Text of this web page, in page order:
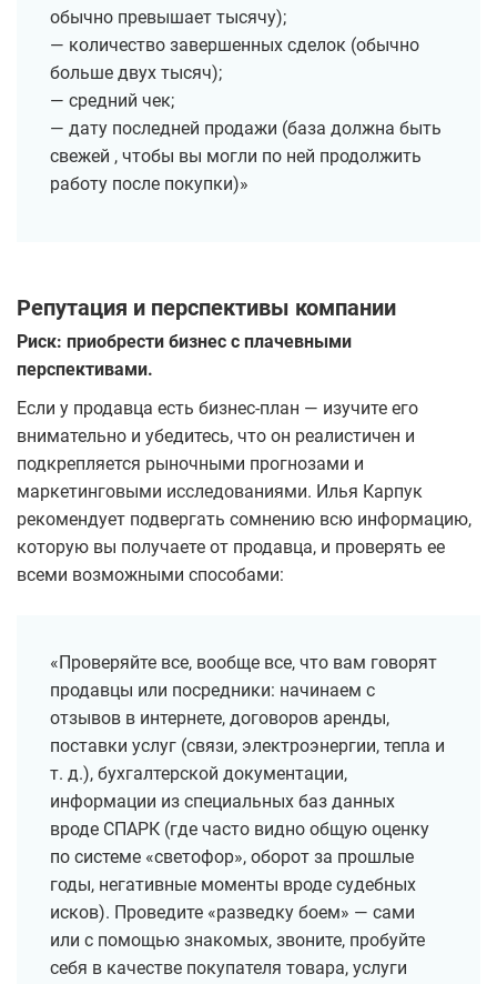
обычно превышает тысячу);
— количество завершенных сделок (обычно
больше двух тысяч);
— средний чек;
— дату последней продажи (база должна быть
свежей , чтобы вы могли по ней продолжить
работу после покупки)»
Репутация и перспективы компании
Риск: приобрести бизнес с плачевными
перспективами.
Если у продавца есть бизнес-план — изучите его
внимательно и убедитесь, что он реалистичен и
подкрепляется рыночными прогнозами и
маркетинговыми исследованиями. Илья Карпук
рекомендует подвергать сомнению всю информацию,
которую вы получаете от продавца, и проверять ее
всеми возможными способами:
«Проверяйте все, вообще все, что вам говорят
продавцы или посредники: начинаем с
отзывов в интернете, договоров аренды,
поставки услуг (связи, электроэнергии, тепла и
т. д.), бухгалтерской документации,
информации из специальных баз данных
вроде СПАРК (где часто видно общую оценку
по системе «светофор», оборот за прошлые
годы, негативные моменты вроде судебных
исков). Проведите «разведку боем» — сами
или с помощью знакомых, звоните, пробуйте
себя в качестве покупателя товара, услуги